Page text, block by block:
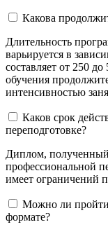
Какова
Длительность
варьируется в
составляет от 250
обучения
интенсивностью
Каков срок
переподготовке?
Диплом,
профессиональной
имеет ограничений
Можно ли пройти
формате?